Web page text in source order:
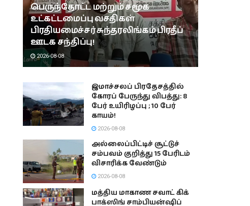
பெருந்தோட்ட மற்றும் சமூக
உட்கட்டமைப்பு வசதிகள்
பிரதியமைச்சர் சுந்தரலிங்கம் பிரதீப்
ஊடக சந்திப்பு!
2026-08-08
இமாச்சலப் பிரதேசத்தில்
கோரப் பேருந்து விபத்து: 8
பேர் உயிரிழப்பு ; 10 பேர்
காயம்!
2026-08-08
அல்லைப்பிட்டிச் சூட்டுச்
சம்பவம் குறித்து 15 பேரிடம்
விசாரிக்க வேண்டும்
2026-08-08
மத்திய மாகாண சவாட் கிக்
பாக்ஸிங் சாம்பியன்ஷிப்